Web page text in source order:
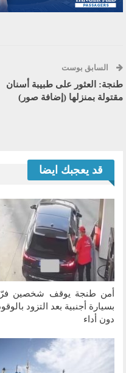
السابق بوست
طنجة: العثور على طبيبة أسنان
مقتولة بمنزلها (إضافة صور)
قد يعجبك ايضا
أمن طنجة يوقف شخصين
بسيارة أجنبية بعد التزود
دون أداء